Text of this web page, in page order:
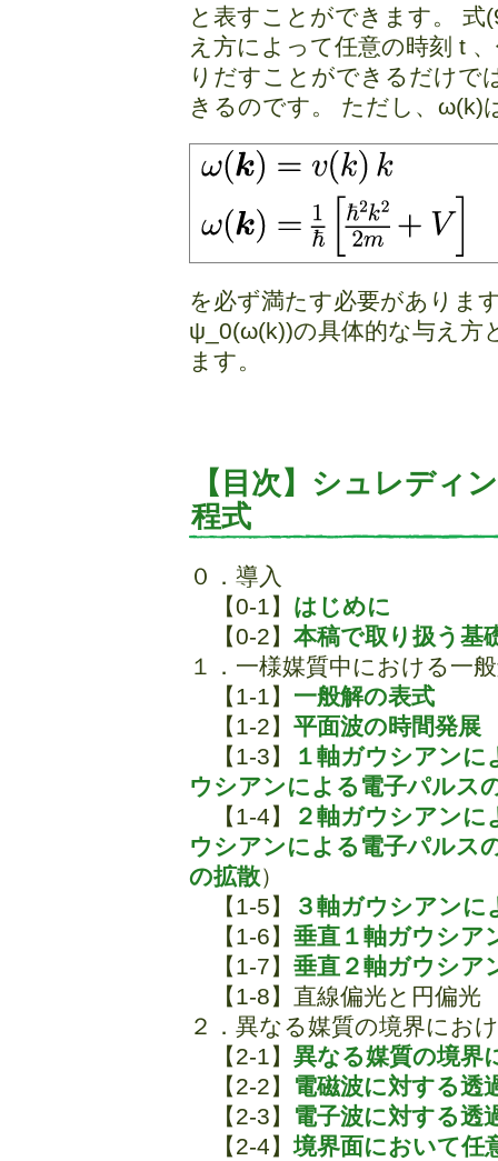
と表すことができます。
え方によって任意の時刻 t
りだすことができるだけで
きるのです。 ただし、ω(k)
を必ず満たす必要がありま
ψ_0(ω(k))の具体的な与え方
ます。
【目次】シュレディ
程式
０．導入
【0-1】 はじめに
【0-2】 本稿で取り扱う基
１．一様媒質中における一
【1-1】 一般解の表式
【1-2】 平面波の時間発展
【1-3】
１軸ガウシアン
ウシアンによる電子パルス
【1-4】
２軸ガウシアン
ウシアンによる電子パルス
の拡散）
【1-5】
３軸ガウシアン
【1-6】 垂直１軸ガウシア
【1-7】 垂直２軸ガウシア
【1-8】直線偏光と円偏光
２．異なる媒質の境界にお
【2-1】 異なる媒質の境界
【2-2】 電磁波に対する透
【2-3】 電子波に対する透
【2-4】境界面において任